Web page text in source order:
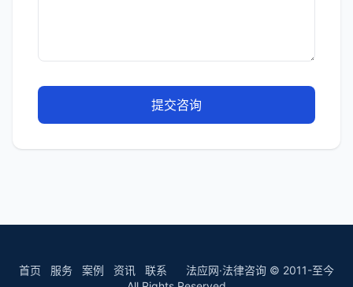
提交咨询
首页 服务 案例 资讯 联系 法应网·法律咨询 © 2011-至今